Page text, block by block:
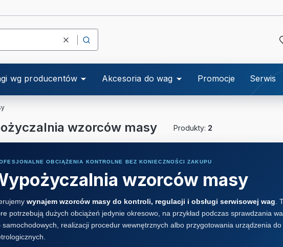
WyczyśćSzukaj
wg producentów Akcesoria do wag Promocje Serwis
wzorców masy Produkty: 2
OBCIĄŻENIA KONTROLNE BEZ KONIECZNOŚCI ZAKUPU
wzorców masy
wynajem wzorców masy do kontroli, regulacji i obsługi serwisowej wag .
potrzebują dużych obciążeń jedynie okresowo, na przykład podczas sprawdzania
samochodowych, realizacji procedur wewnętrznych albo przygotowania urządzenia